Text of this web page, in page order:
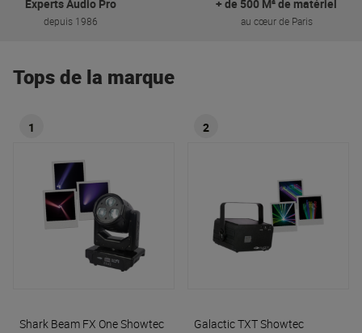
Experts Audio Pro
depuis 1986
+ de 500 M² de matériel
au cœur de Paris
Tops de la marque
1
Shark Beam FX OneShowtec
2
Galactic TXTShowtec